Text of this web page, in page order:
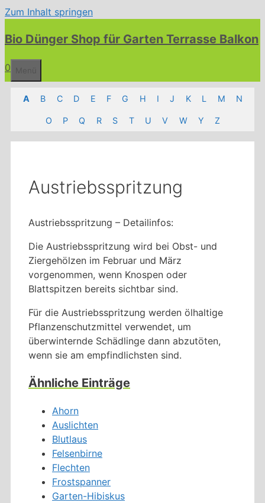
Zum Inhalt springen
Bio Dünger Shop für Garten Terrasse Balkon
0
A B C D E F G H I J K L M N
O P Q R S T U V W Y Z
Austriebsspritzung
Austriebsspritzung – Detailinfos:
Die Austriebsspritzung wird bei Obst- und
Ziergehölzen im Februar und März
vorgenommen, wenn Knospen oder
Blattspitzen bereits sichtbar sind.
Für die Austriebsspritzung werden ölhaltige
Pflanzenschutzmittel verwendet, um
überwinternde Schädlinge dann abzutöten,
wenn sie am empfindlichsten sind.
Ähnliche Einträge
Ahorn
Auslichten
Blutlaus
Felsenbirne
Flechten
Frostspanner
Garten-Hibiskus